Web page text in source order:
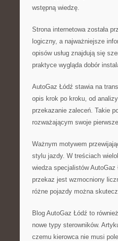
wstępną wiedzę.
Strona internetowa została
logiczny, a najważniejsze
opisów usług znajdują się
praktyce wygląda dobór
AutoGaz Łódź stawia na
opis krok po kroku, od
przekazanie zaleceń. Takie
rozważającym swoje
Ważnym motywem
stylu jazdy. W treściach
wiedza specjalistów AutoGaz
przekaz jest wzmocniony
różne pojazdy można
Blog AutoGaz Łódź to
nowe typy sterowników.
czemu kierowca nie musi